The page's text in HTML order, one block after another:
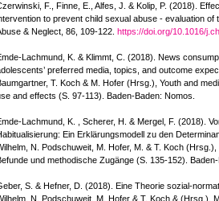
F., Finne, E., Alfes, J. & Kolip, P. (2018).
to prevent child sexual abuse - evaluation of
& Neglect, 86, 109-122. https://doi.org/10.1016/
Lachmund, K. & Klimmt, C. (2018). News
preferred media, topics, and outcome
T. Koch & M. Hofer (Hrsg.), Youth and
and effects (S. 97-113). Baden-Baden: Nomos.
Lachmund, K. , Scherer, H. & Mergel, F. (2018).
Ein Erklärungsmodell zu den
N. Podschuweit, M. Hofer, M. & T. Koch (Hrsg.),
und methodische Zugänge (S. 135-152). Baden-
S. & Hefner, D. (2018). Eine Theorie sozial-
N. Podschuweit, M. Hofer & T. Koch & (Hrsg.),